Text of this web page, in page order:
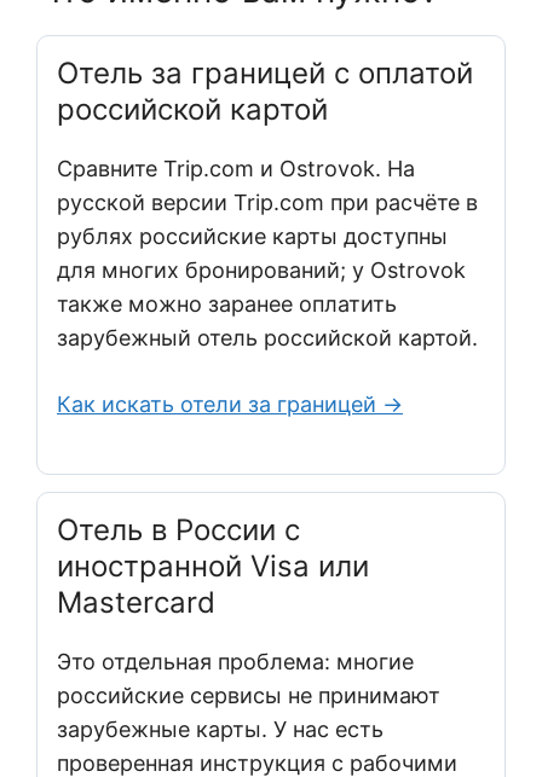
Отель за границей с оплатой
российской картой
Сравните Trip.com и Ostrovok. На
русской версии Trip.com при расчёте в
рублях российские карты доступны
для многих бронирований; у Ostrovok
также можно заранее оплатить
зарубежный отель российской картой.
Как искать отели за границей →
Отель в России с
иностранной Visa или
Mastercard
Это отдельная проблема: многие
российские сервисы не принимают
зарубежные карты. У нас есть
проверенная инструкция с рабочими